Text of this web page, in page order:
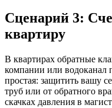
Сценарий 3:
квартиру
В квартирах обратные
компании или водоканал
простая: защитить вашу
труб или от обратного
скачках давления в